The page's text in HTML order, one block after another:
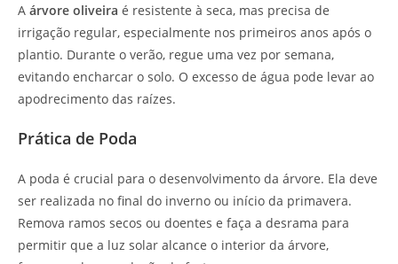
A árvore oliveira é resistente à seca, mas precisa de
irrigação regular, especialmente nos primeiros anos após o
plantio. Durante o verão, regue uma vez por semana,
evitando encharcar o solo. O excesso de água pode levar ao
apodrecimento das raízes.
Prática de Poda
A poda é crucial para o desenvolvimento da árvore. Ela deve
ser realizada no final do inverno ou início da primavera.
Remova ramos secos ou doentes e faça a desrama para
permitir que a luz solar alcance o interior da árvore,